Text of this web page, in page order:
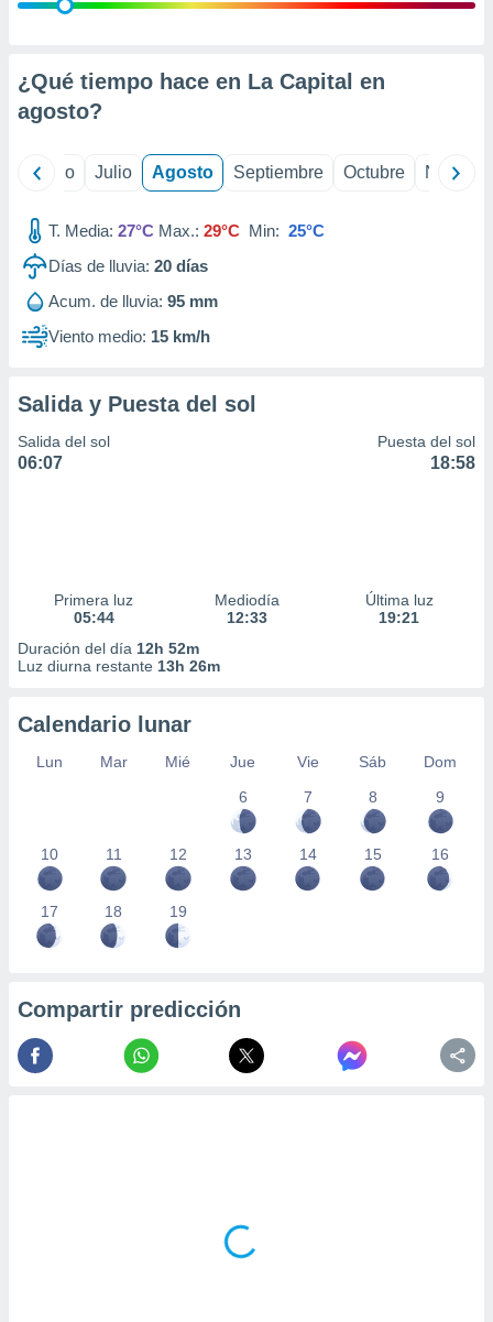
e
mediante
publicidad
de
1199
¿Qué tiempo hace en La Capital en
agosto?
Junio Julio Agosto Septiembre Octubre
T. Media: 27°C Max.: 29°C Min: 25°C
Días de lluvia: 20 días
Acum. de lluvia: 95 mm
Viento medio: 15 km/h
Salida y Puesta del sol
Salida del sol
06:07
Puesta del sol
18:58
Primera luz
05:44
Mediodía
12:33
Última luz
19:21
Duración del día 12h 52m
Luz diurna restante 13h 26m
Calendario lunar
Lun Mar Mié Jue Vie Sáb
Dom
6
7 8 9
10 11 12 13 14 15 16
17 18 19
Compartir predicción